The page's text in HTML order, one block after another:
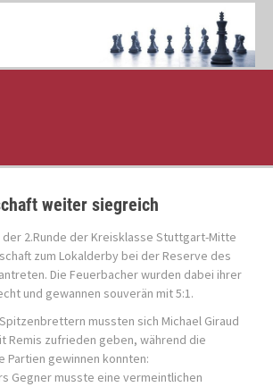
weiter siegreich
der 2.Runde der Kreisklasse Stuttgart-Mitte
zum Lokalderby bei der Reserve des
Die Feuerbacher wurden dabei ihrer
und gewannen souverän mit 5:1.
mussten sich Michael Giraud
Remis zufrieden geben, während die
Partien gewinnen konnten:
Gegner musste eine vermeintlichen